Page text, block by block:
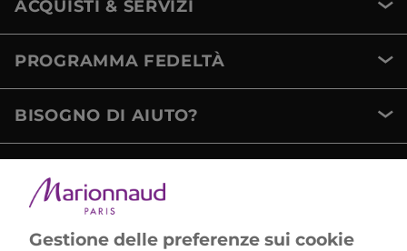
ACQUISTI & SERVIZI
PROGRAMMA FEDELTÀ
BISOGNO DI AIUTO?
Gestione delle preferenze sui cookie